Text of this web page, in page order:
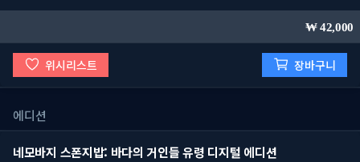
42,000
위시리스트 장바구니
에디션
네모바지 스폰지밥: 바다의 거인들 유령 디지털 에디션